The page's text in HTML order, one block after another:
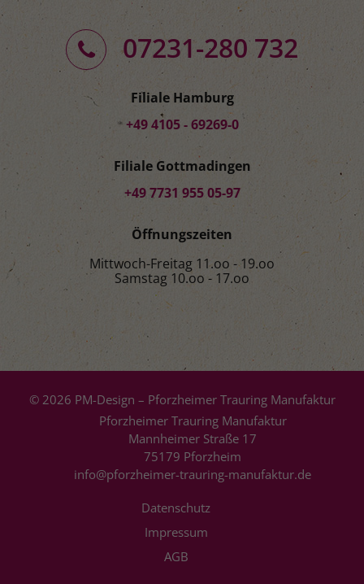
07231-280 732
Filiale Hamburg
+49 4105 - 69269-0
Filiale Gottmadingen
+49 7731 955 05-97
Öffnungszeiten
Mittwoch-Freitag 11.oo - 19.oo
Samstag 10.oo - 17.oo
© 2026 PM-Design – Pforzheimer Trauring Manufaktur
Pforzheimer Trauring Manufaktur
Mannheimer Straße 17
75179 Pforzheim
info@pforzheimer-trauring-manufaktur.de
Datenschutz
Impressum
AGB